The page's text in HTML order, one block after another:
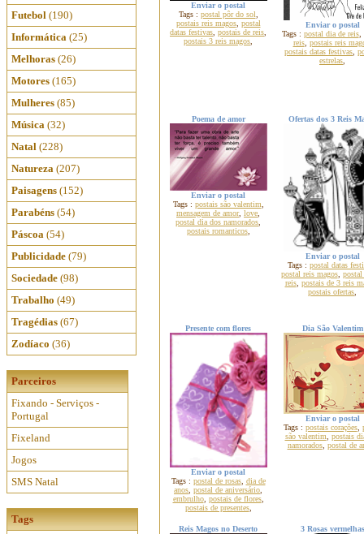
Futebol (190)
Informática (25)
Melhoras (26)
Motores (165)
Mulheres (85)
Música (32)
Natal (228)
Natureza (207)
Paisagens (152)
Parabéns (54)
Páscoa (54)
Publicidade (79)
Sociedade (98)
Trabalho (49)
Tragédias (67)
Zodíaco (36)
Parceiros
Fixando - Serviços -
Portugal
Fixeland
Jogos
SMS Natal
Tags
Enviar o postal
Tags : postal pôr do sol
postais reis magos, postal
datas festivas postais de reis
postais 3 reis magos
Enviar o postal
Tags : postal dia de reis,
reis, postais reis
postais datas festivas
estrelas
Poema de amor
Enviar o postal
Tags : postais são valentim
mensagem de amor, love
postal dia dos namorados
postais romanticos,
Ofertas dos 3 Reis
Enviar o postal
Tags : postal datas
postal reis magos, postal
reis, postais de 3 reis
postais ofertas,
Presente com flores
Enviar o postal
Tags : postal de rosas, dia de
anos postal de aniversário
embrulho, postais de flores,
postais de presentes,
Dia São Valentim
Enviar o postal
Tags : postais corações,
são valentim
postais
namorados, postal de
Reis Magos no Deserto 3 Rosas vermelhas